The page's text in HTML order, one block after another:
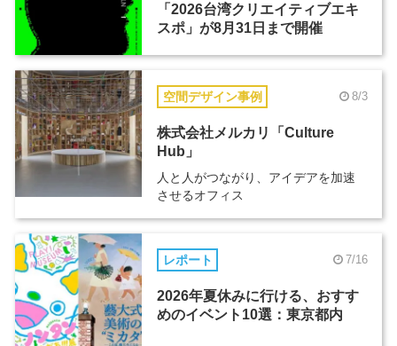
「2026台湾クリエイティブエキ
スポ」が8月31日まで開催
空間デザイン事例 8/3
株式会社メルカリ「Culture
Hub」
人と人がつながり、アイデアを加速
させるオフィス
レポート 7/16
2026年夏休みに行ける、おすす
めのイベント10選：東京都内